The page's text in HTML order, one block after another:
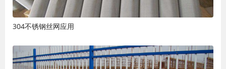
304不锈钢丝网应用